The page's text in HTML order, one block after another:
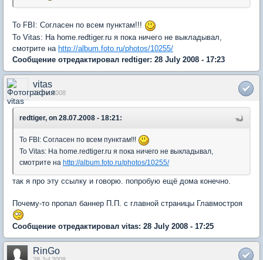
To FBI: Согласен по всем пунктам!!!
To Vitas: На home.redtiger.ru я пока ничего не выкладывал,
смотрите на http://album.foto.ru/photos/10255/
Сообщение отредактировал redtiger: 28 July 2008 - 17:23
vitas
28 Jul 2008
redtiger, on 28.07.2008 - 18:21:
To FBI: Согласен по всем пунктам!!!
To Vitas: На home.redtiger.ru я пока ничего не выкладывал,
смотрите на http://album.foto.ru/photos/10255/
так я про эту ссылку и говорю. попробую ещё дома конечно.
Почему-то пропал баннер П.П. с главной страницы Главмостроя
Сообщение отредактировал vitas: 28 July 2008 - 17:25
RinGo